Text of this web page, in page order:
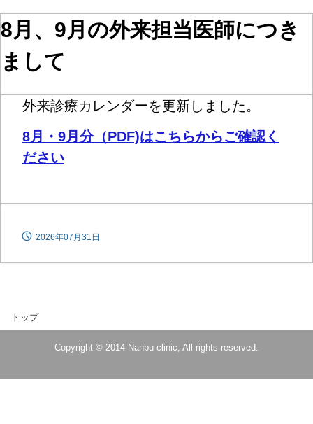
8月、9月の外来担当医師につき
まして
外来診療カレンダーを更新しました。
8月・9月分（PDF)はこちらからご確認く
ださい
2026年07月31日
トップ
Copyright © 2014 Nanbu clinic, All rights reserved.